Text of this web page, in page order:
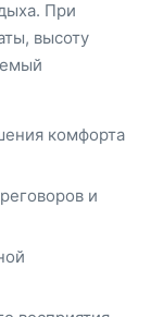
При
высоту
комфорта
и